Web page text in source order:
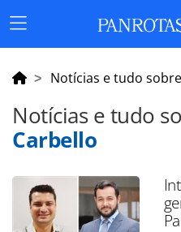
Menu
Principal
Notícias e tudo
Notícias e tudo
Carbello